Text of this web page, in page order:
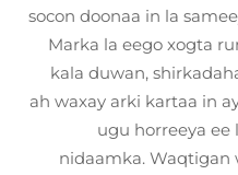
socon doonaa in la
Marka la eego xogta
kala duwan,
ah waxay arki kartaa in
ugu horreeya ee
nidaamka. Waqtigan